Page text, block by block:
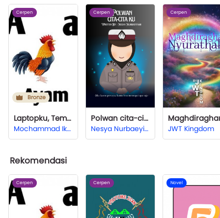
Cerpen
Bronze
Laptopku, Teman Kerjaku
Mochammad Ikhsan Maulana
Cerpen
Polwan cita-cita ku
Nesya Nurbaeyinah
Cerpen
JWT Kingdom
Rekomendasi
Cerpen Cerpen Novel